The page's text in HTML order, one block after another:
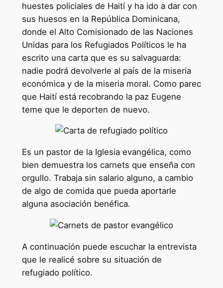
huestes policiales de Haití y ha ido a dar con
sus huesos en la República Dominicana,
donde el Alto Comisionado de las Naciones
Unidas para los Refugiados Políticos le ha
escrito una carta que es su salvaguarda:
nadie podrá devolverle al país de la miseria
económica y de la miseria moral. Como parec
que Haití está recobrando la paz Eugene
teme que le deporten de nuevo.
Es un pastor de la Iglesia evangélica, como
bien demuestra los carnets que enseña con
orgullo. Trabaja sin salario alguno, a cambio
de algo de comida que pueda aportarle
alguna asociación benéfica.
A continuación puede escuchar la entrevista
que le realicé sobre su situación de
refugiado político.